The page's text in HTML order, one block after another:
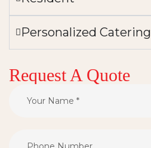
Personalized Catering
Request A Quote